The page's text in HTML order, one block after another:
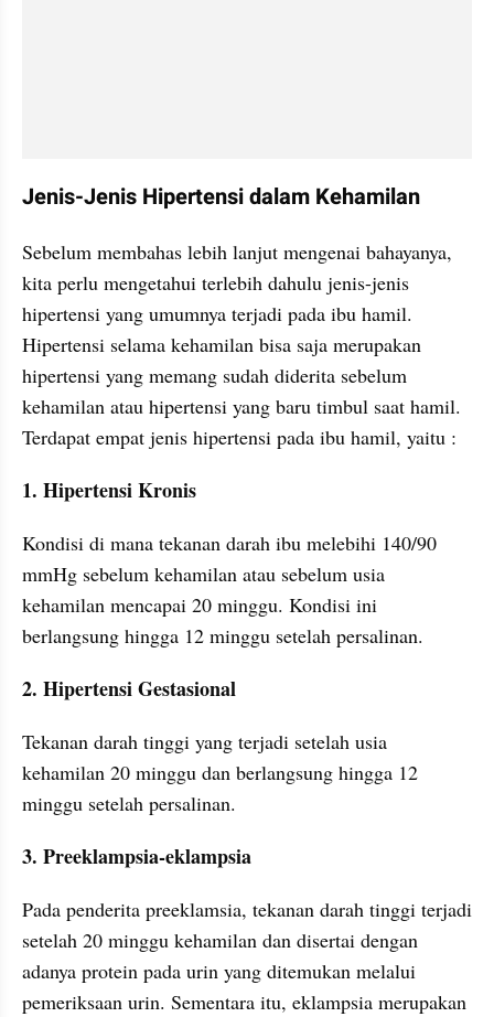
Jenis-Jenis Hipertensi dalam Kehamilan
Sebelum membahas lebih lanjut mengenai bahayanya,
kita perlu mengetahui terlebih dahulu jenis-jenis
hipertensi yang umumnya terjadi pada ibu hamil.
Hipertensi selama kehamilan bisa saja merupakan
hipertensi yang memang sudah diderita sebelum
kehamilan atau hipertensi yang baru timbul saat hamil.
Terdapat empat jenis hipertensi pada ibu hamil, yaitu :
1. Hipertensi Kronis
Kondisi di mana tekanan darah ibu melebihi 140/90
mmHg sebelum kehamilan atau sebelum usia
kehamilan mencapai 20 minggu. Kondisi ini
berlangsung hingga 12 minggu setelah persalinan.
2. Hipertensi Gestasional
Tekanan darah tinggi yang terjadi setelah usia
kehamilan 20 minggu dan berlangsung hingga 12
minggu setelah persalinan.
3. Preeklampsia-eklampsia
Pada penderita preeklamsia, tekanan darah tinggi terjadi
setelah 20 minggu kehamilan dan disertai dengan
adanya protein pada urin yang ditemukan melalui
pemeriksaan urin. Sementara itu, eklampsia merupakan